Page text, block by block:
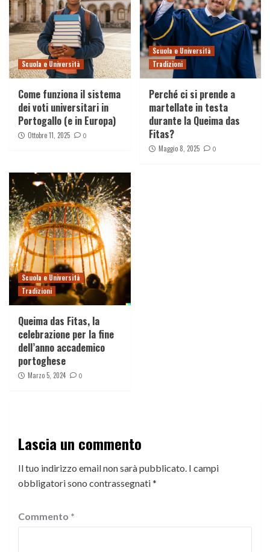
Scuola e Università
Come funziona il sistema
dei voti universitari in
Portogallo (e in Europa)
Ottobre 11, 2025 0
Scuola e Università
Tradizioni
Perché ci si prende a
martellate in testa
durante la Queima das
Fitas?
Maggio 8, 2025 0
Scuola e Università
Tradizioni
Queima das Fitas, la
celebrazione per la fine
dell’anno accademico
portoghese
Marzo 5, 2024 0
Lascia un commento
Il tuo indirizzo email non sarà pubblicato. I campi
obbligatori sono contrassegnati*
Commento *